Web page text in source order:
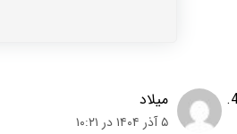
میلاد
۵ آذر ۱۴۰۴ در ۱۰:۲۱